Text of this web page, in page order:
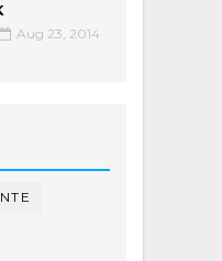
Aug 23, 2014